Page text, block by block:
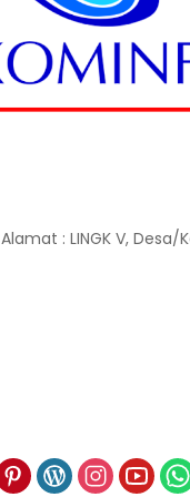
Alamat : LINGK V,